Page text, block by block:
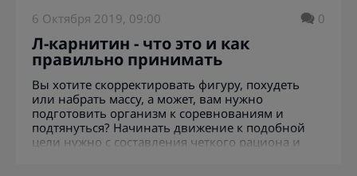
6 Октября 2019, 09:00 0
Л-карнитин - что это и как
правильно принимать
Вы хотите скорректировать фигуру, похудеть
или набрать массу, а может, вам нужно
подготовить организм к соревнованиям и
подтянуться? Начинать движение к подобной
цели нужно с составления четкого рациона и